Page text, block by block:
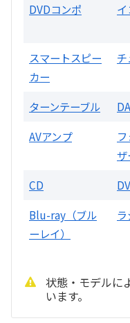
買取価格：
DVDコンポ
スマートスピー
カー
ターンテーブル
AVアンプ
ザ
CD
Blu-ray（ブル
ーレイ）
状態・モデルに
います。